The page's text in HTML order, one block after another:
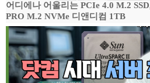
어디에나 어울리는 PCIe 4.0 M.2
PRO M.2 NVMe 디앤디컴 1TB